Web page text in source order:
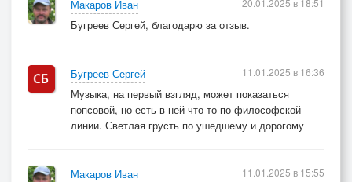
Макаров Иван
Бугреев Сергей, благодарю за отзыв.
20.01.2025 в 18:51
Бугреев Сергей
Музыка, на первый взгляд, может показаться
попсовой, но есть в ней что то по философской
линии. Светлая грусть по ушедшему и дорогому
11.01.2025 в 16:36
Макаров Иван
11.01.2025 в 15:55